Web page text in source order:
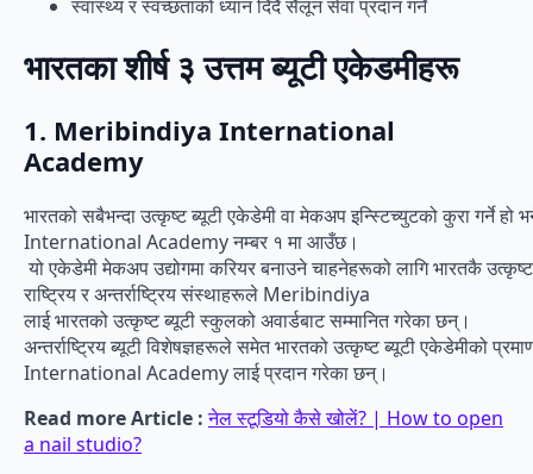
स्वास्थ्य र स्वच्छताको ध्यान दिँदै सैलून सेवा प्रदान गर्ने
भारतका शीर्ष ३ उत्तम ब्यूटी एकेडमीहरू
1. Meribindiya International
Academy
भारतको सबैभन्दा उत्कृष्ट ब्यूटी एकेडेमी वा मेकअप इन्स्टिच्युटको कुरा गर्ने
International Academy नम्बर १ मा आउँछ।
यो एकेडेमी मेकअप उद्योगमा करियर बनाउने चाहनेहरूको लागि भारतकै
राष्ट्रिय र अन्तर्राष्ट्रिय संस्थाहरूले Meribindiya
लाई भारतको उत्कृष्ट ब्यूटी स्कुलको अवार्डबाट सम्मानित गरेका छन्।
अन्तर्राष्ट्रिय ब्यूटी विशेषज्ञहरूले समेत भारतको उत्कृष्ट ब्यूटी एकेडेमीको
International Academy लाई प्रदान गरेका छन्।
Read more Article :नेल स्टूडियो कैसे खोलें? | How to open
a nail studio?